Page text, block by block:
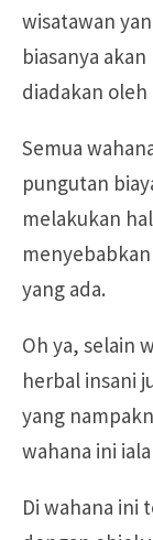
wisatawan
biasanya
diadakan
Semua
pungutan
melakukan
yang ada.
Oh ya, selain
herbal insani
yang
wahana ini
Di wahana ini